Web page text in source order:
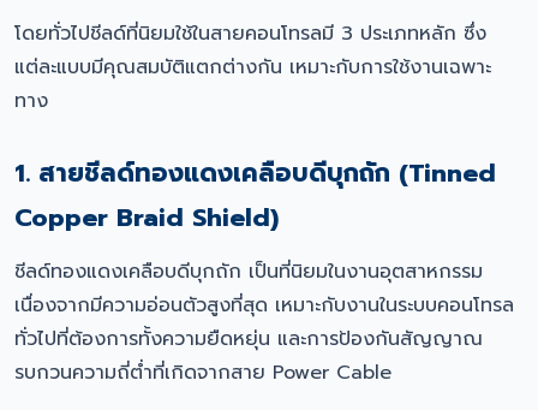
โดยทั่วไปชีลด์ที่นิยมใช้ในสายคอนโทรลมี 3 ประเภทหลัก ซึ่ง
แต่ละแบบมีคุณสมบัติแตกต่างกัน เหมาะกับการใช้งานเฉพาะ
ทาง
1. สายชีลด์ทองแดงเคลือบดีบุกถัก (Tinned
Copper Braid Shield)
ชีลด์ทองแดงเคลือบดีบุกถัก เป็นที่นิยมในงานอุตสาหกรรม
เนื่องจากมีความอ่อนตัวสูงที่สุด เหมาะกับงานในระบบคอนโทรล
ทั่วไปที่ต้องการทั้งความยืดหยุ่น และการป้องกันสัญญาณ
รบกวนความถี่ต่ำที่เกิดจากสาย Power Cable